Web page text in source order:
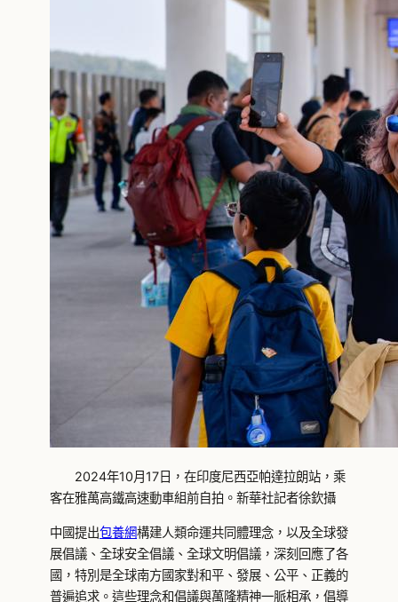
2024年10月17日，在印度尼西亞帕達拉朗站，乘
客在雅萬高鐵高速動車組前自拍。新華社記者徐欽攝
中國提出包養網構建人類命運共同體理念，以及全球發
展倡議、全球安全倡議、全球文明倡議，深刻回應了各
國，特別是全球南方國家對和平、發展、公平、正義的
普遍追求。這些理念和倡議與萬隆精神一脈相承，倡導